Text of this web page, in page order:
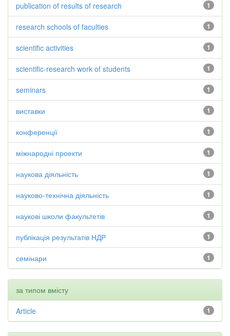
1
publication of results of research
1
research schools of faculties
1
scientific activities
1
scientific-research work of students
1
seminars
1
виставки
1
конференції
1
міжнародні проекти
1
наукова діяльність
1
науково-технічна діяльність
1
наукові школи факультетів
1
публікація результатів НДР
1
семінари
за типом вмісту
1
Article